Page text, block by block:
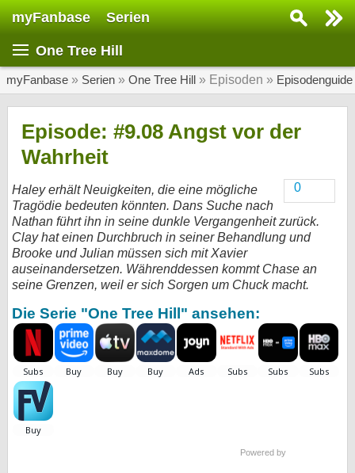
myFanbase Serien
One Tree Hill
myFanbase » Serien » One Tree Hill » Episoden » Episodenguide
Episode: #9.08 Angst vor der
Wahrheit
0
Haley erhält Neuigkeiten, die eine mögliche
Tragödie bedeuten könnten. Dans Suche nach
Nathan führt ihn in seine dunkle Vergangenheit zurück.
Clay hat einen Durchbruch in seiner Behandlung und
Brooke und Julian müssen sich mit Xavier
auseinandersetzen. Währenddessen kommt Chase an
seine Grenzen, weil er sich Sorgen um Chuck macht.
Die Serie "One Tree Hill" ansehen:
Powered by
SERIEN
Kolumnen
Veranstaltungen
Specials
SERVICE
Gewinnspiele
Forum
bei X